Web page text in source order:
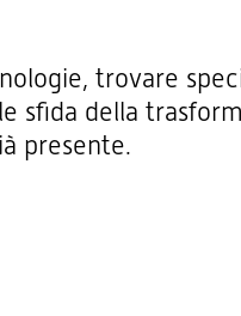
trovare
sfida della
presente.